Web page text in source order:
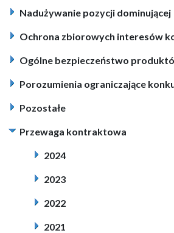
Nadużywanie pozycji dominującej
Ochrona zbiorowych interesów
Ogólne bezpieczeństwo
Porozumienia ograniczające
Pozostałe
Przewaga kontraktowa
2024
2023
2022
2021